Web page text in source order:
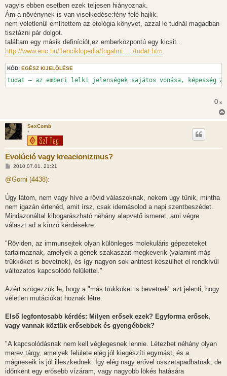
vagyis ebben esetben ezek teljesen hiányoznak.
Ám a növénynek is van viselkedése:fény felé hajlik.
nem véletlenül említettem az etológia könyvet, azzal le tudnál magadban
tisztázni pár dolgot.
találtam egy másik definíciót,ez emberközpontú egy kicsit..
http://www.enc.hu/1enciklopedia/fogalmi ... /tudat.htm
KÓD: EGÉSZ KIJELÖLÉSE
tudat – az emberi lelki jelenségek sajátos vonása, képesség
0 x
SexComb
*
Evolúció vagy kreacionizmus?
H
z
s
z
ó
l
s
2010.07.01. 21:21
@Gorni (4438):
Úgy látom, nem vagy híve a rövid válaszoknak, nekem úgy tűnik, mintha
nem igazán értenéd, amit írsz, csak idemásolod a napi szentbeszédet.
Mindazonáltal kibogarászható néhány alapvető ismeret, ami végre
választ ad a kínzó kérdésekre:
"Röviden, az immunsejtek olyan különleges molekuláris gépezeteket
tartalmaznak, amelyek a gének szakaszait megkeverik (valamint más
trükköket is bevetnek), és így nagyon sok antitest készülhet el rendkívül
változatos kapcsolódó felülettel."
Azért szögezzük le, hogy a "más trükköket is bevetnek" azt jelenti, hogy
véletlen mutációkat hoznak létre.
Első legfontosabb kérdés: Milyen erősek ezek? Egyforma erősek,
vagy vannak köztük erősebbek és gyengébbek?
"A kapcsolódásnak nem kell véglegesnek lennie. Létezhet néhány olyan
merev tárgy, amelyek felülete elég jól kiegészíti egymást, és a
mágneseik is jól illeszkednek. Így elég nagy erővel összetapadhatnak, de
időnként egy erősebb vízáram, vagy nagyobb lökés hatására